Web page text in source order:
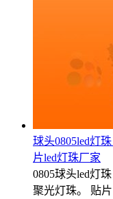
球头0805led灯
片led灯珠厂家
0805球头led灯
聚光灯珠。 贴